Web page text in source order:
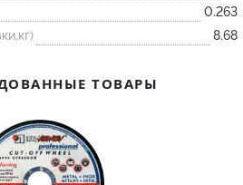
смесь
0.263
8.68
ТОВАРЫ